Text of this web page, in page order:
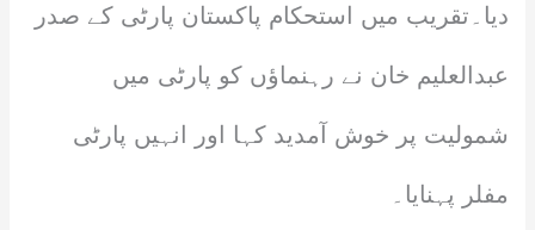
دیا۔تقریب میں استحکام پاکستان پارٹی کے صدر
عبدالعلیم خان نے رہنماؤں کو پارٹی میں
شمولیت پر خوش آمدید کہا اور انہیں پارٹی
مفلر پہنایا۔